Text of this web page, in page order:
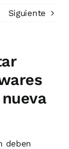
Siguiente
deben